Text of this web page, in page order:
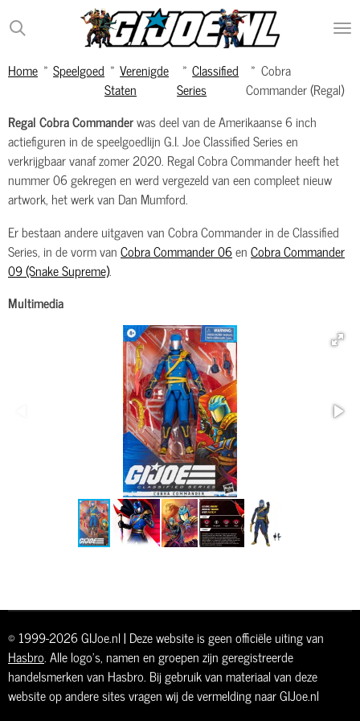
Ga
direct
de
Home » Speelgoed » Verenigde
Staten
» Classified
Series
» Cobra
Commander (Regal)
Regal Cobra Commanderwas deel van de Amerikaanse 6 inch
actiefiguren in de speelgoedlijn G.I. Joe Classified Series en
verkrijgbaar vanaf zomer 2020. Regal Cobra Commander heeft het
nummer 06 gekregen en werd vergezeld van een compleet nieuw
artwork, het werk van Dan Mumford.
Er bestaan andere uitgaven van Cobra Commander in de Classified
Series, in de vorm vanCobra Commander 06enCobra Commander
09 (Snake Supreme).
Multimedia
© 1999-2026 GIJoe.nl | Deze website is geen officiële uiting van
Hasbro. Alle logo's, namen en groepen zijn geregistreerde
handelsmerken van Hasbro. Bij gebruik van materiaal van deze
website op andere sites vragen wij de vermelding naar GIJoe.nl